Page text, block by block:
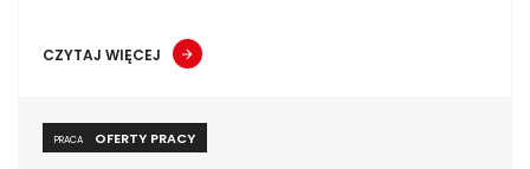
CZYTAJ WIĘCEJ
PRACA OFERTY PRACY